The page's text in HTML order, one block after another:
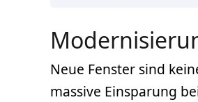
Neue Fenster sind
massive Einsparung